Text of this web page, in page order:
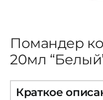
УСЛУГИ
БЛОГ
Помандер
20мл
Краткое